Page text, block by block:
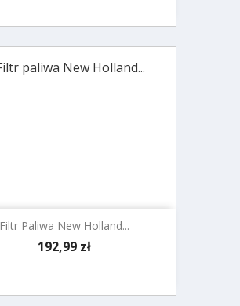
Filtr Paliwa New Holland...
Cena
192,99 zł